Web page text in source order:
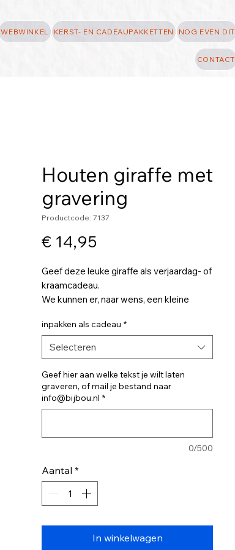
WEBWINKEL KERST- EN CADEAUPAKKETTEN NOG EVEN DIT
CONTACT
Houten giraffe met
gravering
Productcode: 7137
€ 14,95
Geef deze leuke giraffe als verjaardag- of
kraamcadeau.
We kunnen er, naar wens, een kleine
inpakken als cadeau *
Selecteren
Geef hier aan welke tekst je wilt laten
graveren, of mail je bestand naar
info@bijbou.nl *
0/500
Aantal *
In winkelwagen